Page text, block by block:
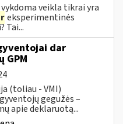
veikla tikrai yra
eksperimentinės
Tai...
dar
GPM
(toliau - VMI)
gegužės –
apie deklaruotą...